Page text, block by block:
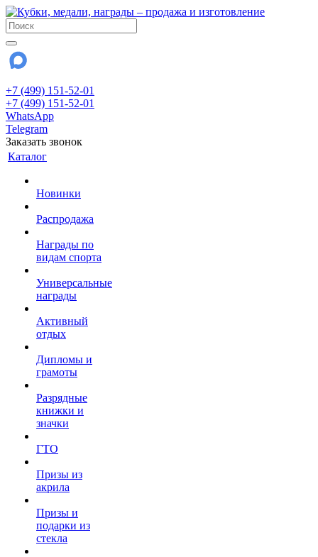
+7 (499) 151-52-01
+7 (499) 151-52-01
WhatsApp
Telegram
Заказать звонок
Каталог
Новинки
Распродажа
Награды по
видам спорта
Универсальные
награды
Активный
отдых
Дипломы и
грамоты
Разрядные
книжки и
значки
ГТО
Призы из
акрила
Призы и
подарки из
стекла